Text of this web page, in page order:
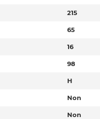
215
65
16
98
H
Non
Non